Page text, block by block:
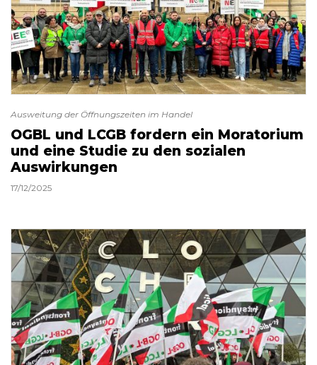
Ausweitung der Öffnungszeiten im Handel
OGBL und LCGB fordern ein Moratorium
und eine Studie zu den sozialen
Auswirkungen
17/12/2025